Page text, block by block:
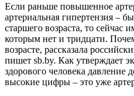
Если раньше повышенное
артериальная гипертензия –
старшего возраста, то сейчас
которым нет и тридцати.
возрасте, рассказала
пишет sb.by. Как утверждает
здорового человека давление
высокие цифры – это уже